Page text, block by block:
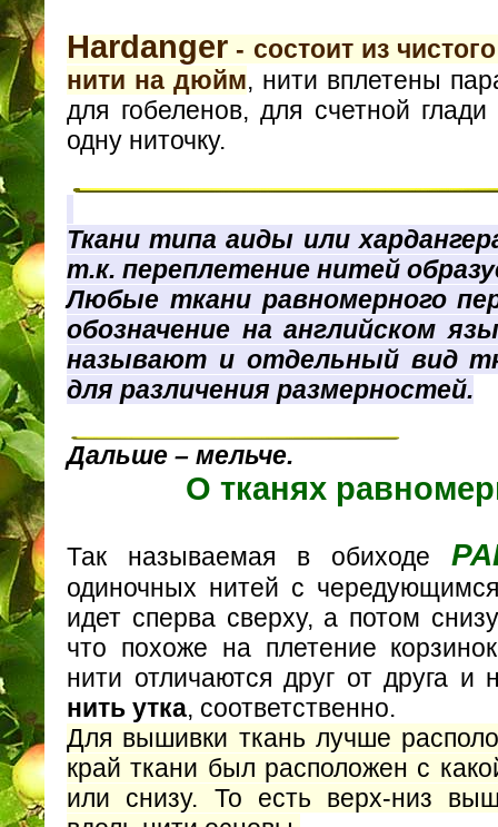
Hardanger - состоит из
нити на дюйм, нити вплетены
для гобеленов, для счетной
одну ниточку.
Ткани типа аиды или
т.к. переплетение нитей
Любые ткани равномерного
обозначение на английском
называют и отдельный вид
для различения размерностей.
Дальше – мельче.
О тканях
Так называемая в обиходе
одиночных нитей с
идет сперва сверху, а потом
что похоже на плетение
нити отличаются друг от друга и
нить утка, соответственно.
Для вышивки ткань лучше
край ткани был расположен с
или снизу. То есть верх-низ